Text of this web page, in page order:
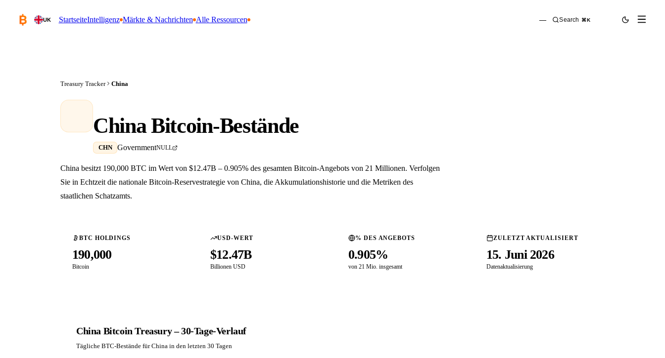
UK StartseiteIntelligenz Märkte & Nachrichten Alle Ressourcen — Search ⌘K
Treasury Tracker China
China Bitcoin-Bestände
CHN GovernmentNULL
China besitzt 190,000 BTC im Wert von $12.47B – 0.905% des gesamten Bitcoin-Angebots von 21 Millionen. Verfolgen
Sie in Echtzeit die nationale Bitcoin-Reservestrategie von China, die Akkumulationshistorie und die Metriken des
staatlichen Schatzamts.
BTC HOLDINGS
190,000
Bitcoin
USD-WERT
$12.47B
Billionen USD
% DES ANGEBOTS
0.905%
von 21 Mio. insgesamt
ZULETZT AKTUALISIERT
15. Juni 2026
Datenaktualisierung
China Bitcoin Treasury – 30-Tage-Verlauf
Tägliche BTC-Bestände für China in den letzten 30 Tagen